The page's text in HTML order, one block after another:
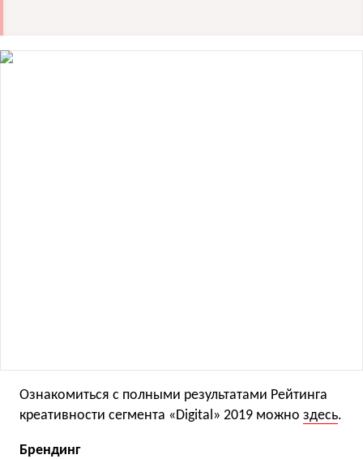
Ознакомиться с полными результатами Рейтинга
креативности сегмента «Digital» 2019 можно здесь.
Брендинг